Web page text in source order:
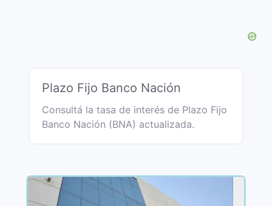
Plazo Fijo Banco Nación
Consultá la tasa de interés de Plazo Fijo
Banco Nación (BNA) actualizada.